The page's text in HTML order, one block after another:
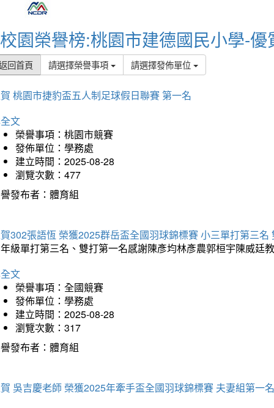
校園榮譽榜:桃園市建德國民小學-優
回首頁 請選擇榮譽事項 請選擇發佈單位
桃園市捷豹盃五人制足球假日聯賽 第一名
文
榮譽事項：桃園市競賽
發佈單位：學務處
建立時間：2025-08-28
瀏覽次數：477
發布者：體育組
302張語恆 榮獲2025群岳盃全國羽球錦標賽 小三單打第三名
級單打第三名、雙打第一名感謝陳彥均林彥農郭桓宇陳威廷
文
榮譽事項：全國競賽
發佈單位：學務處
建立時間：2025-08-28
瀏覽次數：317
發布者：體育組
吳吉慶老師 榮獲2025年牽手盃全國羽球錦標賽 夫妻組第一名